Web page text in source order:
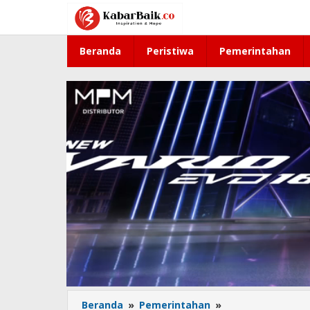
konten
Beranda Peristiwa Pemerintahan
Beranda » Pemerintahan »